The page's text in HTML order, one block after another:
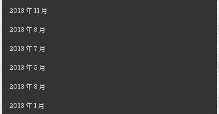
2013 年 11 月
2013 年 9 月
2013 年 7 月
2013 年 5 月
2013 年 3 月
2013 年 1 月